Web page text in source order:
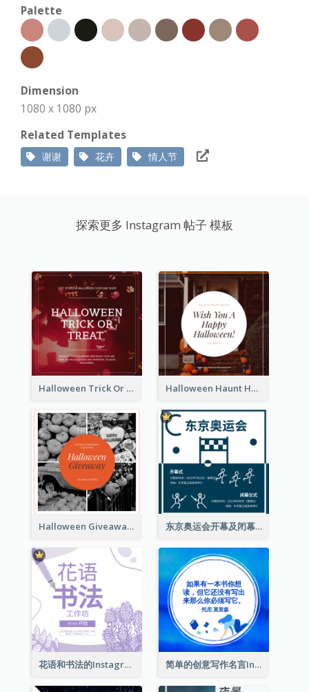
Palette
Dimension
1080 x 1080 px
Related Templates
谢谢 花卉 情人节
探索更多 Instagram 帖子 模板
Halloween Trick Or Treat Instagram Post Halloween Haunt House Instagram Post
Halloween Giveaway Instagram Post 东京奥运会开幕及闭幕式Instagram帖子
花语和书法的Instagram帖子 简单的创意写作名言Instagram帖子